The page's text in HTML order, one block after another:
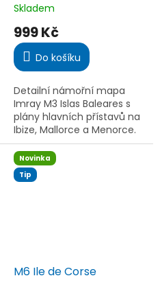
Průměrné
hodnocení
produktu
je
5,0
5
hvězdiček.
Skladem
999 Kč
Do košíku
Detailní námořní mapa
Imray M3 Islas Baleares s
plány hlavních přístavů na
Ibize, Mallorce a Menorce.
Aktualizovaná data IHM,
větší měřítka pro San
Antonio a Alcudii. Ideální...
Novinka
Tip
M6 Ile de Corse